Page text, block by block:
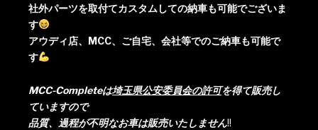
社外パーツを取付てカスタムしての納車も可能でございま
す
アウディ店、MCC、ご自宅、会社等でのご納車も可能で
す
MCC-Completeは埼玉県公安委員会の許可を得て販売し
ていますので
品質、過程が不明なお車は販売いたしません!!